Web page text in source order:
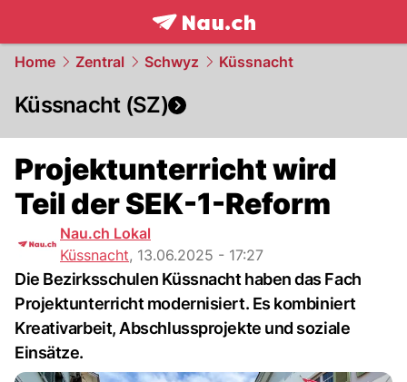
frontpage.NAU.ch
Home Zentral Schwyz Küssnacht
Küssnacht (SZ)
Projektunterricht wird
Teil der SEK-1-Reform
Nau.ch Lokal
Küssnacht, 13.06.2025 - 17:27
Die Bezirksschulen Küssnacht haben das Fach
Projektunterricht modernisiert. Es kombiniert
Kreativarbeit, Abschlussprojekte und soziale
Einsätze.